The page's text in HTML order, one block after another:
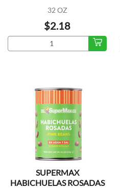
32 OZ
$2.18
SUPERMAX
HABICHUELAS ROSADAS